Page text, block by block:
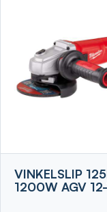
VINKELSLIP
1200W AGV